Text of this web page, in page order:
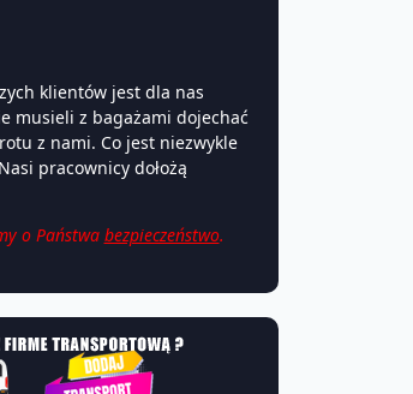
klientów jest dla nas
musieli z bagażami dojechać
z nami. Co jest niezwykle
pracownicy dołożą
o Państwa bezpieczeństwo.